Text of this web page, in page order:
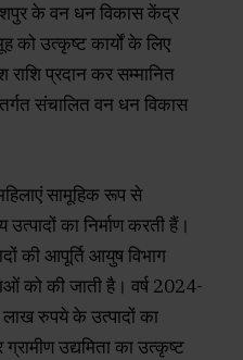
के वन धन विकास केंद्र
उत्कृष्ट कार्यों के लिए
राशि प्रदान कर सम्मानित
संचालित वन धन विकास
सामूहिक रूप से
का निर्माण करती हैं।
की आपूर्ति आयुष विभाग
को की जाती है। वर्ष 2024-
रुपये के उत्पादों का
उद्यमिता का उत्कृष्ट